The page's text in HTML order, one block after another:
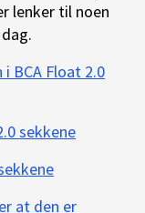
lenker til noen
BCA Float 2.0
sekkene
at den er